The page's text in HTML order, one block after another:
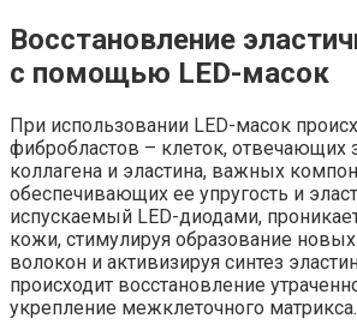
Восстановление
с помощью LED-масок
При использовании LED-масок
фибробластов – клеток, отвечающих
коллагена и эластина, важных
обеспечивающих ее упругость и
испускаемый LED-диодами,
кожи, стимулируя образование
волокон и активизируя синтез
происходит восстановление
укрепление межклеточного матрикса.